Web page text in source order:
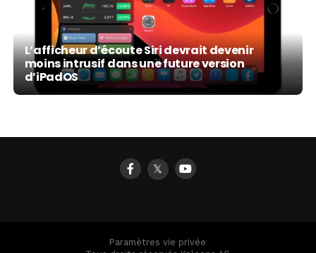
L’afficheur d’écoute Siri devrait devenir
moins intrusif dans une future version
d’iPadOS
𝕏
Paramètres vie privée